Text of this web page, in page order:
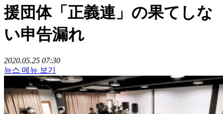
援団体「正義連」の果てしな
い申告漏れ
2020.05.25 07:30
뉴스 메뉴 보기